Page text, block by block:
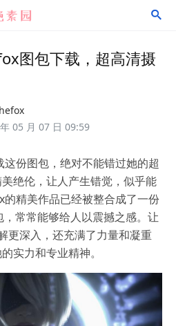

图包下载，超高清摄
05 月 07 日 09:59
份图包，绝对不能错过她的超
绝伦，让人产生错觉，似乎能
精美作品已经被整合成了一份
常常能够给人以震撼之感。让
更深入，还充满了力量和凝重
实力和专业精神。